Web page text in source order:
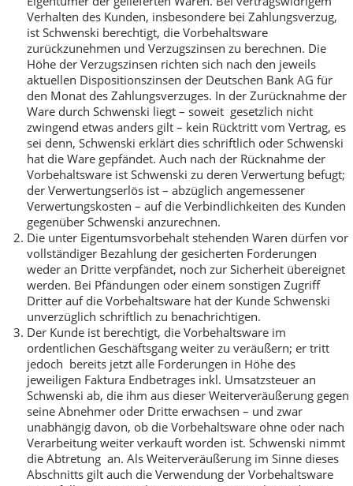
Verhalten des Kunden, insbesondere bei Zahlungsverzug,
ist Schwenski berechtigt, die Vorbehaltsware
zurückzunehmen und Verzugszinsen zu berechnen. Die
Höhe der Verzugszinsen richten sich nach den jeweils
aktuellen Dispositionszinsen der Deutschen Bank AG für
den Monat des Zahlungsverzuges. In der Zurücknahme der
Ware durch Schwenski liegt – soweit gesetzlich nicht
zwingend etwas anders gilt – kein Rücktritt vom Vertrag, es
sei denn, Schwenski erklärt dies schriftlich oder Schwenski
hat die Ware gepfändet. Auch nach der Rücknahme der
Vorbehaltsware ist Schwenski zu deren Verwertung befugt;
der Verwertungserlös ist – abzüglich angemessener
Verwertungskosten – auf die Verbindlichkeiten des Kunden
gegenüber Schwenski anzurechnen.
Die unter Eigentumsvorbehalt stehenden Waren dürfen vor
vollständiger Bezahlung der gesicherten Forderungen
weder an Dritte verpfändet, noch zur Sicherheit übereignet
werden. Bei Pfändungen oder einem sonstigen Zugriff
Dritter auf die Vorbehaltsware hat der Kunde Schwenski
unverzüglich schriftlich zu benachrichtigen.
Der Kunde ist berechtigt, die Vorbehaltsware im
ordentlichen Geschäftsgang weiter zu veräußern; er tritt
jedoch bereits jetzt alle Forderungen in Höhe des
jeweiligen Faktura Endbetrages inkl. Umsatzsteuer an
Schwenski ab, die ihm aus dieser Weiterveräußerung gegen
seine Abnehmer oder Dritte erwachsen – und zwar
unabhängig davon, ob die Vorbehaltsware ohne oder nach
Verarbeitung weiter verkauft worden ist. Schwenski nimmt
die Abtretung an. Als Weiterveräußerung im Sinne dieses
Abschnitts gilt auch die Verwendung der Vorbehaltsware